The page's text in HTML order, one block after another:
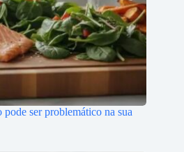
ser problemático na sua